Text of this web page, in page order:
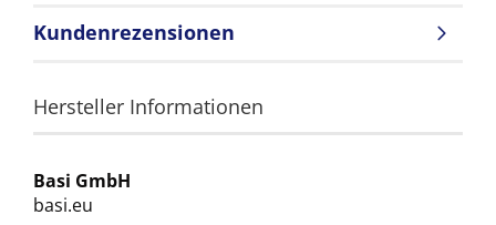
Kundenrezensionen
Hersteller Informationen
Basi GmbH
basi.eu